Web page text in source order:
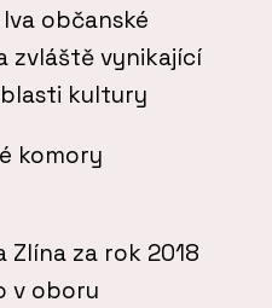
občanské
zvláště vynikající
kultury
komory
Zlína za rok 2018
v oboru